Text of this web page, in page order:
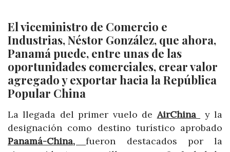
El viceministro de Comercio e
Industrias, Néstor González, que ahora,
Panamá puede, entre unas de las
oportunidades comerciales, crear valor
agregado y exportar hacia la República
Popular China
La llegada del primer vuelo deAirChina
y la
designación como destino turístico aprobado
Panamá-China,fueron destacados por la